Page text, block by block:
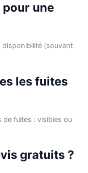
pour une
disponibilité (souvent
les fuites
de fuites : visibles ou
gratuits ?